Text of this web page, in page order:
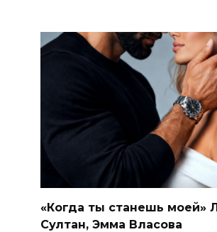
«Когда ты станешь моей»
Султан, Эмма Власова